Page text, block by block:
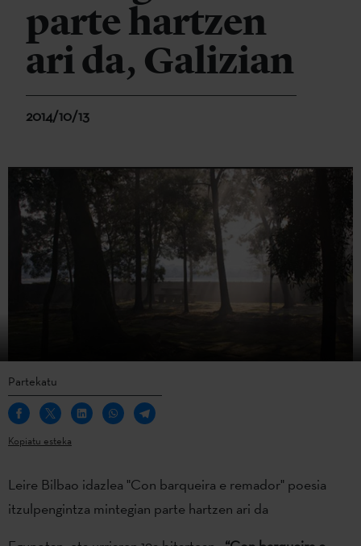
parte hartzen
ari da, Galizian
2014/10/13
Partekatu
Kopiatu esteka
Leire Bilbao idazlea "Con barqueira e remador" poesia
itzulpengintza mintegian parte hartzen ari da